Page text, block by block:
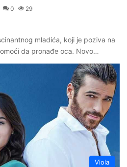
0 29
mladića, koji je poziva na
da pronađe oca. Novo…
Viola